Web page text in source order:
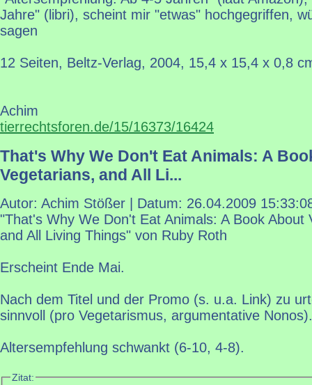
Jahre" (libri), scheint mir "etwas" hochgegriffen,
sagen
12 Seiten, Beltz-Verlag, 2004, 15,4 x 15,4 x 0,8
Achim
tierrechtsforen.de/15/16373/16424
That's Why We Don't Eat Animals: A
Vegetarians, and All Li...
Autor: Achim Stößer | Datum: 26.04.2009
"That's Why We Don't Eat Animals: A Book About
and All Living Things" von Ruby Roth
Erscheint Ende Mai.
Nach dem Titel und der Promo (s. u.a. Link) zu
sinnvoll (pro Vegetarismus, argumentative Nonos).
Altersempfehlung schwankt (6-10, 4-8).
Zitat: